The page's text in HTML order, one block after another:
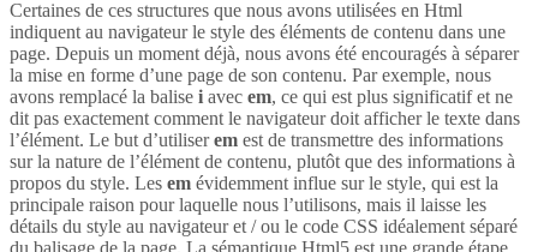
Certaines de ces structures que nous avons utilisées en Html
indiquent au navigateur le style des éléments de contenu dans une
page. Depuis un moment déjà, nous avons été encouragés à séparer
la mise en forme d’une page de son contenu. Par exemple, nous
avons remplacé la balise i avec em, ce qui est plus significatif et ne
dit pas exactement comment le navigateur doit afficher le texte dans
l’élément. Le but d’utiliserem est de transmettre des informations
sur la nature de l’élément de contenu, plutôt que des informations à
propos du style. Les em évidemment influe sur le style, qui est la
principale raison pour laquelle nous l’utilisons, mais il laisse les
détails du style au navigateur et / ou le code CSS idéalement séparé
du balisage de la page. La sémantique Html5 est une grande étape